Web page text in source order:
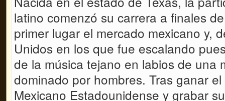
latino comenzó su carrera a finales
primer lugar el mercado mexicano y,
Unidos en los que fue escalando
de la música tejano en labios de una
dominado por hombres. Tras ganar
Mexicano Estadounidense y grabar